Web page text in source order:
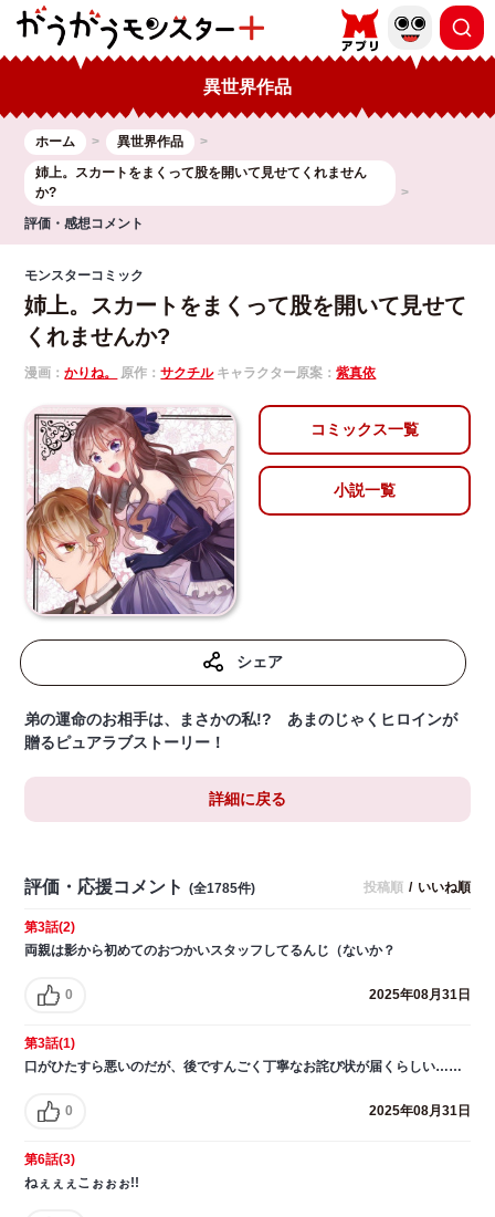
異世界作品
ホーム
異世界作品
姉上。スカートをまくって股を開いて見せてくれません
か?
評価・感想コメント
モンスターコミック
姉上。スカートをまくって股を開いて見せて
くれませんか?
漫画：かりね。 原作：サクチルキャラクター原案：紫真依
コミックス一覧
小説一覧
シェア
弟の運命のお相手は、まさかの私!? あまのじゃくヒロインが
贈るピュアラブストーリー！
詳細に戻る
評価・応援コメント (全1785件) 投稿順 / いいね順
第3話(2)
両親は影から初めてのおつかいスタッフしてるんじ（ないか？
0 2025年08月31日
第3話(1)
口がひたすら悪いのだが、後ですんごく丁寧なお詫び状が届くらしい……
0 2025年08月31日
第6話(3)
ねぇぇぇこぉぉぉ!!